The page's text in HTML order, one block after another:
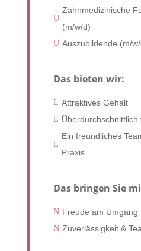
U
Zahnmedizinische
(m/w/d)
U Auszubildende (m/
Das bieten wir:
L Attraktives Gehalt
L Überdurchschnittlich
L
Ein freundliches
Praxis
Das bringen Sie
N Freude am Umgang
N Zuverlässigkeit &